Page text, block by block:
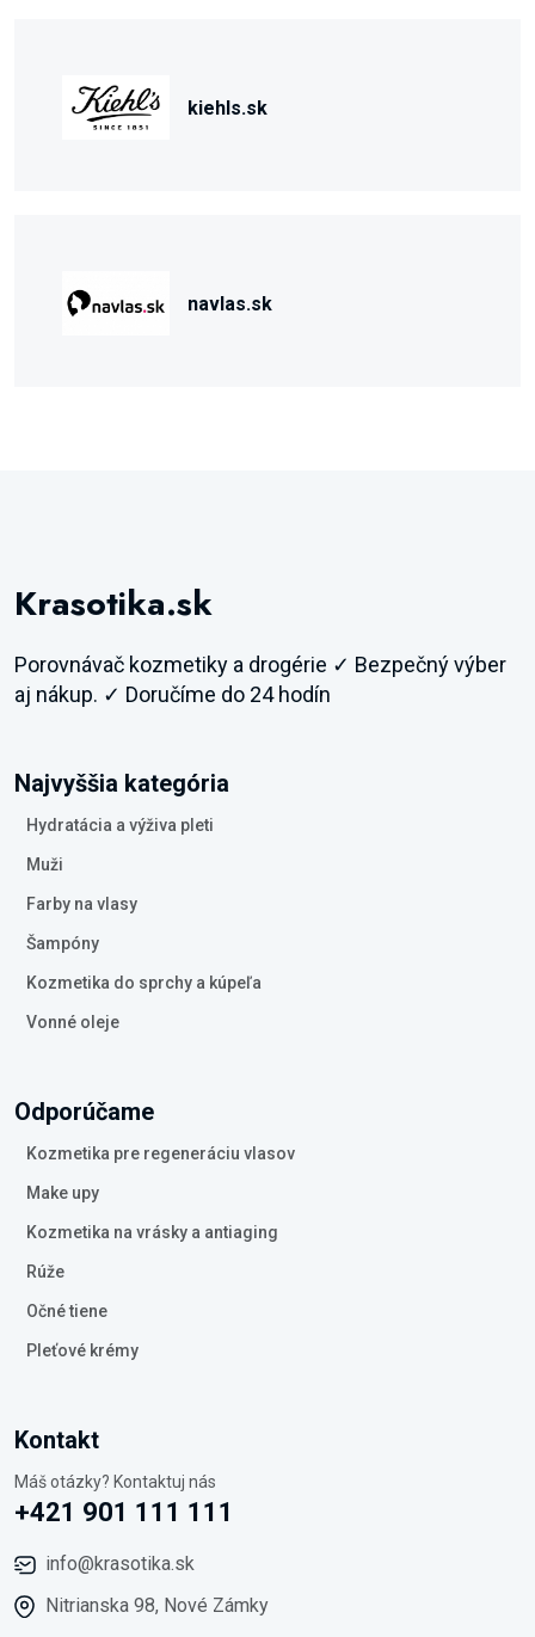
kiehls.sk
navlas.sk
Krasotika.sk
Porovnávač kozmetiky a drogérie ✓ Bezpečný výber
aj nákup. ✓ Doručíme do 24 hodín
Najvyššia kategória
Hydratácia a výživa pleti
Muži
Farby na vlasy
Šampóny
Kozmetika do sprchy a kúpeľa
Vonné oleje
Odporúčame
Kozmetika pre regeneráciu vlasov
Make upy
Kozmetika na vrásky a antiaging
Rúže
Očné tiene
Pleťové krémy
Kontakt
Máš otázky? Kontaktuj nás
+421 901 111 111
info@krasotika.sk
Nitrianska 98, Nové Zámky